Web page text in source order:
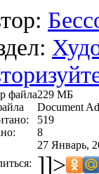
файла229 МБ
Document
519
8
27 Январь,
]]>